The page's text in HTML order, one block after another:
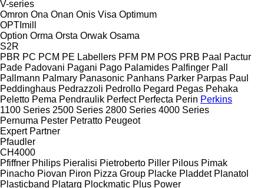
V-series
Omron Ona Onan Onis Visa Optimum
OPTImill
Option Orma Orsta Orwak Osama
S2R
PBR PC PCM PE Labellers PFM PM POS PRB Paal
Pactur
Pade Padovani Pagani Pago Palamides Palfinger Pall
Pallmann Palmary Panasonic Panhans Parker Parpas Paul
Peddinghaus Pedrazzoli Pedrollo Pegard Pegas Pehaka
Peletto Pema Pendraulik Perfect Perfecta Perin Perkins
1100 Series 2500 Series 2800 Series 4000 Series
Pernuma Pester Petratto Peugeot
Expert Partner
Pfaudler
CH4000
Pfiffner Philips Pieralisi Pietroberto Piller Pilous Pimak
Pinacho Piovan Piron Pizza Group Placke Pladdet Planatol
Plasticband Platarg Plockmatic Plus Power